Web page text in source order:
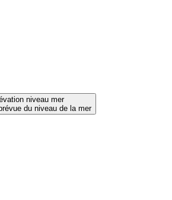
niveau mer
du niveau de la mer